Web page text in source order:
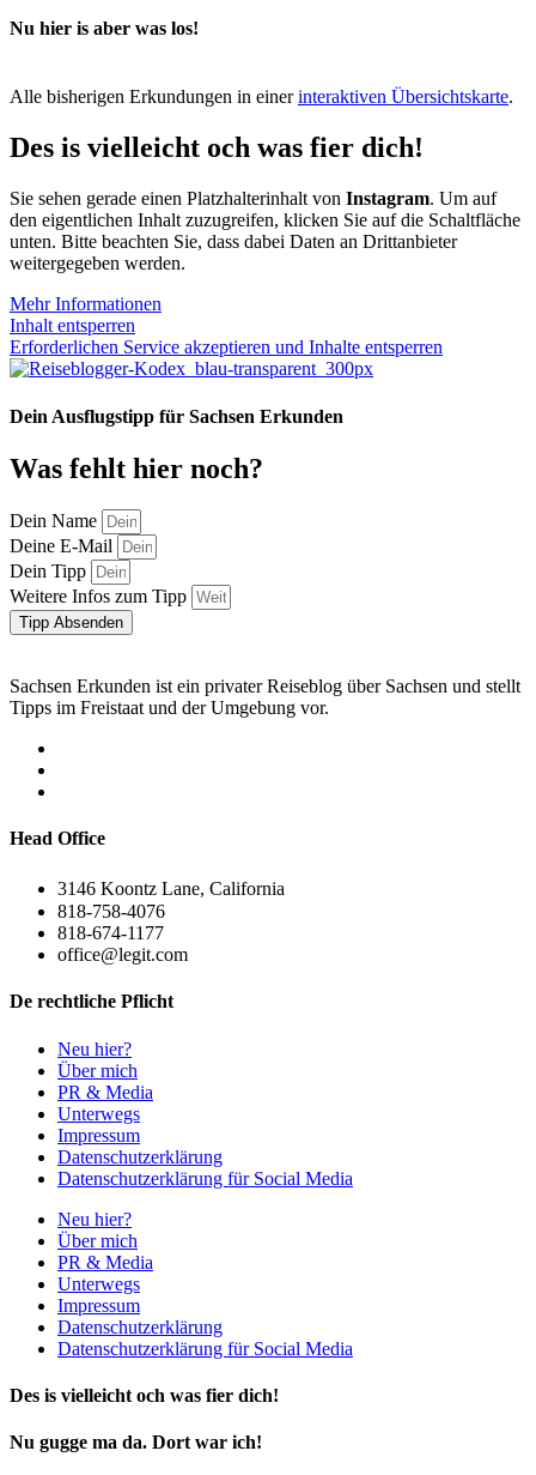
Nu hier is aber was los!
Alle bisherigen Erkundungen in einerinteraktiven Übersichtskarte.
Des is vielleicht och was fier dich!
Sie sehen gerade einen Platzhalterinhalt von Instagram. Um auf
den eigentlichen Inhalt zuzugreifen, klicken Sie auf die Schaltfläche
unten. Bitte beachten Sie, dass dabei Daten an Drittanbieter
weitergegeben werden.
Mehr Informationen
Inhalt entsperren
Erforderlichen Service akzeptieren und Inhalte entsperren
Dein Ausflugstipp für Sachsen Erkunden
Was fehlt hier noch?
Dein Name
Deine E-Mail
Dein Tipp
Weitere Infos zum Tipp
Tipp Absenden
Sachsen Erkunden ist ein privater Reiseblog über Sachsen und stellt
Tipps im Freistaat und der Umgebung vor.
Head Office
3146 Koontz Lane, California
818-758-4076
818-674-1177
office@legit.com
De rechtliche Pflicht
Neu hier?
Über mich
PR & Media
Unterwegs
Impressum
Datenschutzerklärung
Datenschutzerklärung für Social Media
Neu hier?
Über mich
PR & Media
Unterwegs
Impressum
Datenschutzerklärung
Datenschutzerklärung für Social Media
Des is vielleicht och was fier dich!
Nu gugge ma da. Dort war ich!